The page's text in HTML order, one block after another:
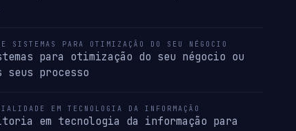
SISTEMAS PARA OTIMIZAÇÃO DO SEU NÉGOCIO
para otimização do seu négocio ou
seus processo
EM TECNOLOGIA DA INFORMAÇÃO
em tecnologia da informação para